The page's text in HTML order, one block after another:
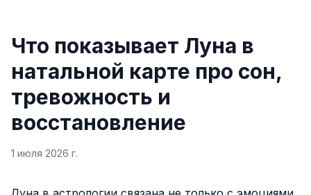
Что показывает Луна в
натальной карте про сон,
тревожность и
восстановление
1 июля 2026 г.